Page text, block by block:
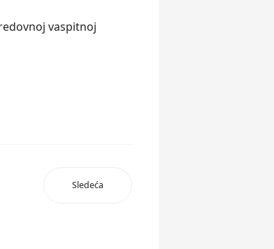
vaspitnoj
Sledeća